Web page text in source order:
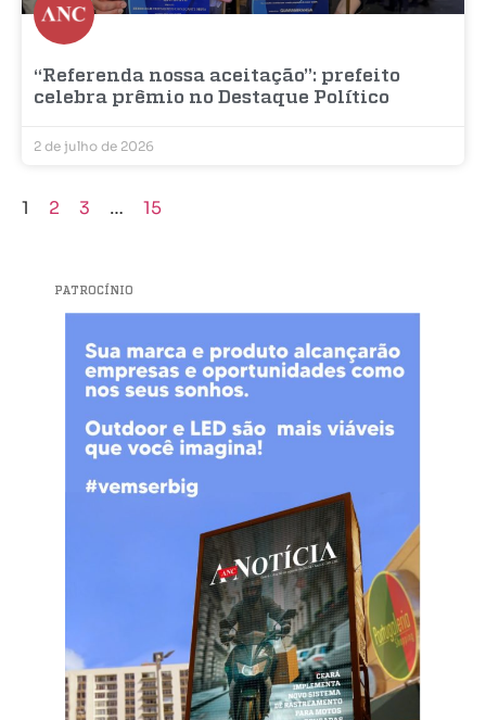
“Referenda nossa aceitação”: prefeito
celebra prêmio no Destaque Político
2 de julho de 2026
1 2 3 … 15
PATROCÍNIO